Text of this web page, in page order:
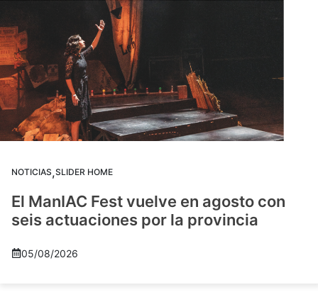
NOTICIAS,SLIDER HOME
El ManIAC Fest vuelve en agosto con
seis actuaciones por la provincia
05/08/2026